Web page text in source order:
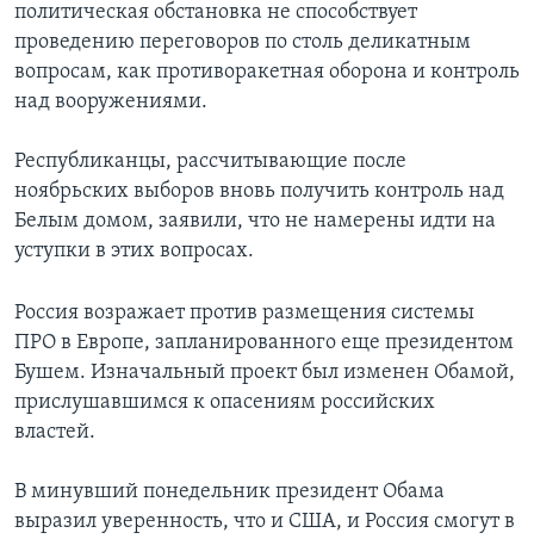
политическая обстановка не способствует
проведению переговоров по столь деликатным
вопросам, как противоракетная оборона и контроль
над вооружениями.
Республиканцы, рассчитывающие после
ноябрьских выборов вновь получить контроль над
Белым домом, заявили, что не намерены идти на
уступки в этих вопросах.
Россия возражает против размещения системы
ПРО в Европе, запланированного еще президентом
Бушем. Изначальный проект был изменен Обамой,
прислушавшимся к опасениям российских
властей.
В минувший понедельник президент Обама
выразил уверенность, что и США, и Россия смогут в